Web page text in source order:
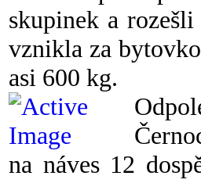
skupinek a
vznikla za
asi 600 kg.
na náves 12